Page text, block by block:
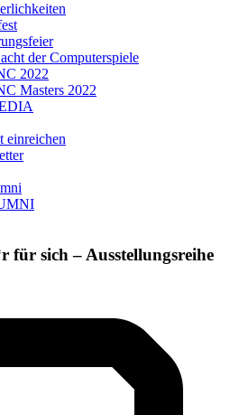
der Computerspiele
2022
Masters 2022
einreichen
für sich – Ausstellungsreihe